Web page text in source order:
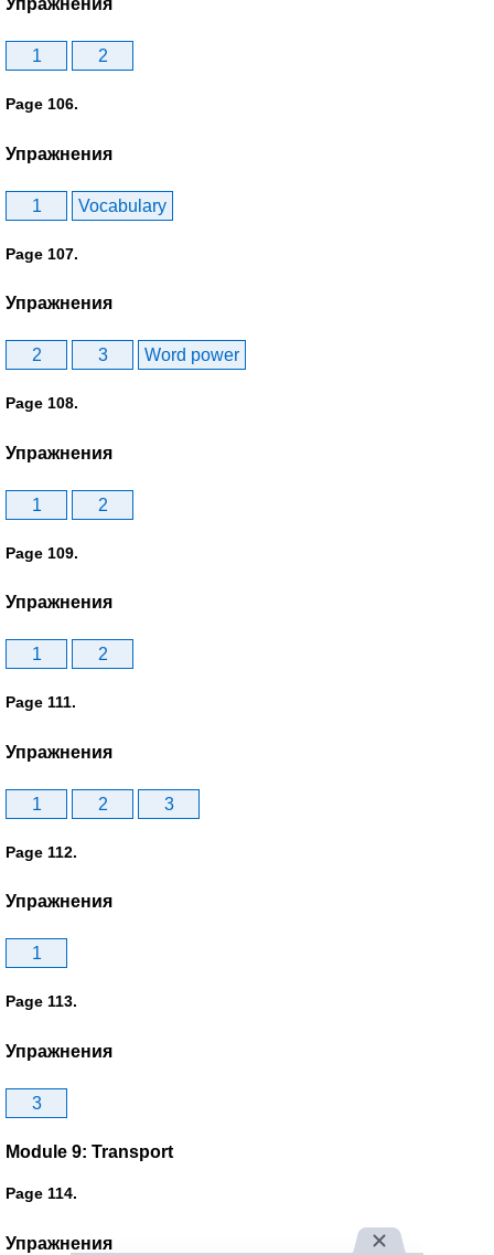
Упражнения
1 2
Page 106.
Упражнения
1 Vocabulary
Page 107.
Упражнения
2 3 Word power
Page 108.
Упражнения
1 2
Page 109.
Упражнения
1 2
Page 111.
Упражнения
1 2 3
Page 112.
Упражнения
1
Page 113.
Упражнения
3
Module 9: Transport
Page 114.
Упражнения